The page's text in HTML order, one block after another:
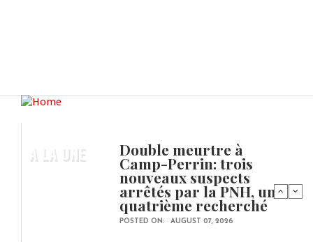
A LA UNE Double meurtre à
Camp-Perrin: trois
nouveaux suspects
arrêtés par la PNH, un
quatrième recherché
POSTED ON: AUGUST 07, 2026